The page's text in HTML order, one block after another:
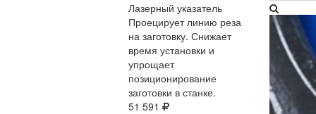
Лазерный указатель​
Проецирует линию реза
на заготовку. Снижает
время установки и
упрощает
позиционирование
заготовки в станке.
51 591